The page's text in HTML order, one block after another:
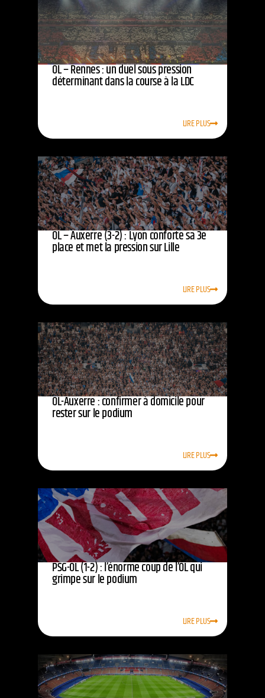
OL – Rennes : un duel sous pression
déterminant dans la course à la LDC
LIRE PLUS
OL – Auxerre (3-2) : Lyon conforte sa 3e
place et met la pression sur Lille
LIRE PLUS
OL-Auxerre : confirmer à domicile pour
rester sur le podium
LIRE PLUS
PSG-OL (1-2) : l’énorme coup de l’OL qui
grimpe sur le podium
LIRE PLUS